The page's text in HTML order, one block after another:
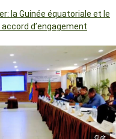
la Guinée équatoriale et le
d’engagement
© dr